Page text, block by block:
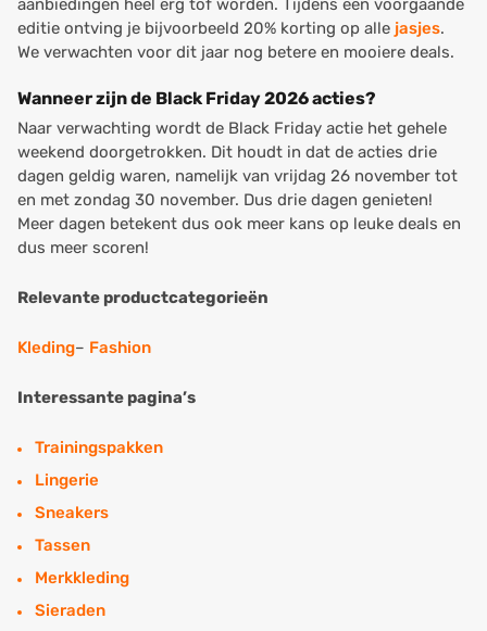
aanbiedingen heel erg tof worden. Tijdens een voorgaande
editie ontving je bijvoorbeeld 20% korting op alle jasjes.
We verwachten voor dit jaar nog betere en mooiere deals.
Wanneer zijn de Black Friday 2026 acties?
Naar verwachting wordt de Black Friday actie het gehele
weekend doorgetrokken. Dit houdt in dat de acties drie
dagen geldig waren, namelijk van vrijdag 26 november tot
en met zondag 30 november. Dus drie dagen genieten!
Meer dagen betekent dus ook meer kans op leuke deals en
dus meer scoren!
Relevante productcategorieën
Kleding– Fashion
Interessante pagina’s
Trainingspakken
Lingerie
Sneakers
Tassen
Merkkleding
Sieraden